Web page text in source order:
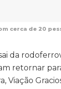
cerca de 20
da
retornar